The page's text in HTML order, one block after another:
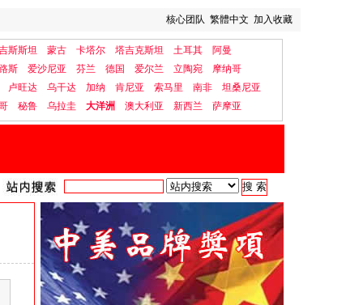
核心团队 繁體中文 加入收藏
斯斯坦 蒙古 卡塔尔 塔吉克斯坦 土耳其
阿曼
斯
爱沙尼亚 芬兰 德国 爱尔兰 立陶宛
摩纳哥
卢旺达
乌干达 加纳 肯尼亚 索马里 南非
坦桑尼亚
秘鲁 乌拉圭 大洋洲 澳大利亚 新西兰 萨摩亚